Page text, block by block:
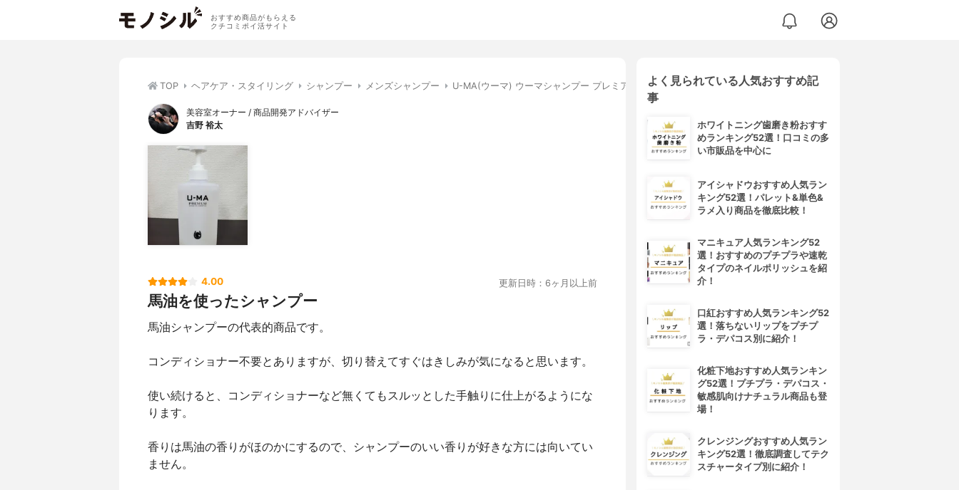
おすすめ商品がもらえる
クチコミポイ活サイト
TOP ヘアケア・スタイリング シャンプー メンズシャンプー U-MA(ウーマ) ウーマシャンプー プレミアム
美容室オーナー / 商品開発アドバイザー
吉野 裕太
4.00 更新日時：6ヶ月以上前
馬油を使ったシャンプー
馬油シャンプーの代表的商品です。
コンディショナー不要とありますが、切り替えてすぐはきしみが気になると思います。
使い続けると、コンディショナーなど無くてもスルッとした手触りに仕上がるようにな
ります。
香りは馬油の香りがほのかにするので、シャンプーのいい香りが好きな方には向いてい
ません。
よく見られている人気おすすめ記
事
ホワイトニング歯磨き粉おすす
めランキング52選！口コミの多
い市販品を中心に
アイシャドウおすすめ人気ラン
キング52選！パレット&単色&
ラメ入り商品を徹底比較！
マニキュア人気ランキング52
選！おすすめのプチプラや速乾
タイプのネイルポリッシュを紹
介！
口紅おすすめ人気ランキング52
選！落ちないリップをプチプ
ラ・デパコス別に紹介！
化粧下地おすすめ人気ランキン
グ52選！プチプラ・デパコス・
敏感肌向けナチュラル商品も登
場！
クレンジングおすすめ人気ラン
キング52選！徹底調査してテク
スチャータイプ別に紹介！